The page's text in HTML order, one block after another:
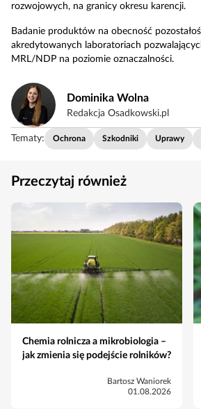
rozwojowych, na granicy okresu karencji.
Badanie produktów na obecność
akredytowanych laboratoriach
MRL/NDP na poziomie oznaczalności.
Dominika Wolna
Redakcja Osadkowski.pl
Tematy: Ochrona Szkodniki Uprawy
Przeczytaj również
Chemia rolnicza a mikrobiologia –
jak zmienia się podejście rolników?
Bartosz Waniorek
01.08.2026